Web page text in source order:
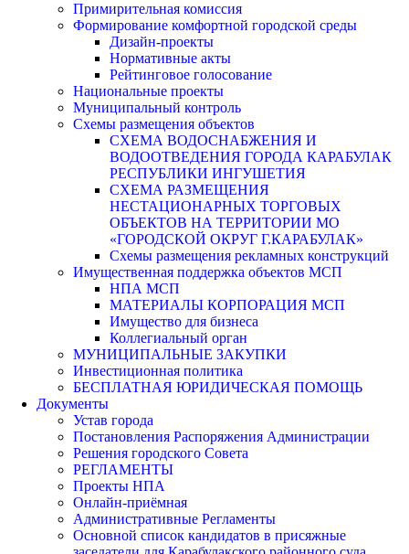
Примирительная комиссия
Формирование комфортной городской среды
Дизайн-проекты
Нормативные акты
Рейтинговое голосование
Национальные проекты
Муниципальный контроль
Схемы размещения объектов
СХЕМА ВОДОСНАБЖЕНИЯ И
ВОДООТВЕДЕНИЯ ГОРОДА КАРАБУЛАК
РЕСПУБЛИКИ ИНГУШЕТИЯ
СХЕМА РАЗМЕЩЕНИЯ
НЕСТАЦИОНАРНЫХ ТОРГОВЫХ
ОБЪЕКТОВ НА ТЕРРИТОРИИ МО
«ГОРОДСКОЙ ОКРУГ Г.КАРАБУЛАК»
Схемы размещения рекламных конструкций
Имущественная поддержка объектов МСП
НПА МСП
МАТЕРИАЛЫ КОРПОРАЦИЯ МСП
Имущество для бизнеса
Коллегиальный орган
МУНИЦИПАЛЬНЫЕ ЗАКУПКИ
Инвестиционная политика
БЕСПЛАТНАЯ ЮРИДИЧЕСКАЯ ПОМОЩЬ
Документы
Устав города
Постановления Распоряжения Администрации
Решения городского Совета
РЕГЛАМЕНТЫ
Проекты НПА
Онлайн-приёмная
Административные Регламенты
Основной список кандидатов в присяжные